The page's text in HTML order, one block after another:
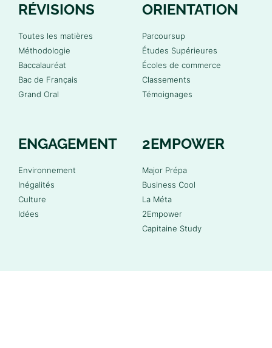
RÉVISIONS
Toutes les matières
Méthodologie
Baccalauréat
Bac de Français
Grand Oral
ORIENTATION
Parcoursup
Études Supérieures
Écoles de commerce
Classements
Témoignages
ENGAGEMENT
Environnement
Inégalités
Culture
Idées
2EMPOWER
Major Prépa
Business Cool
La Méta
2Empower
Capitaine Study